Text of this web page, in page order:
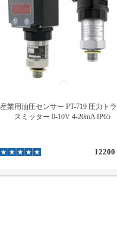
産業用油圧センサー PT-719 圧力ト
スミッター 0-10V 4-20mA IP65
12200